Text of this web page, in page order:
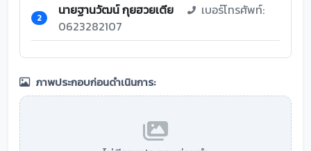
2 นายฐานวัฒน์ กุยฮวยเตีย
เบอร์โทรศัพท์:
0623282107
ภาพประกอบก่อนดำเนินการ: